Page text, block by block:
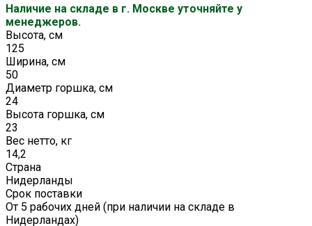
Наличие на складе в г. Москве уточняйте у
менеджеров.
Высота, см
125
Ширина, см
50
Диаметр горшка, см
24
Высота горшка, см
23
Вес нетто, кг
14,2
Страна
Нидерланды
Срок поставки
От 5 рабочих дней (при наличии на складе в
Нидерландах)